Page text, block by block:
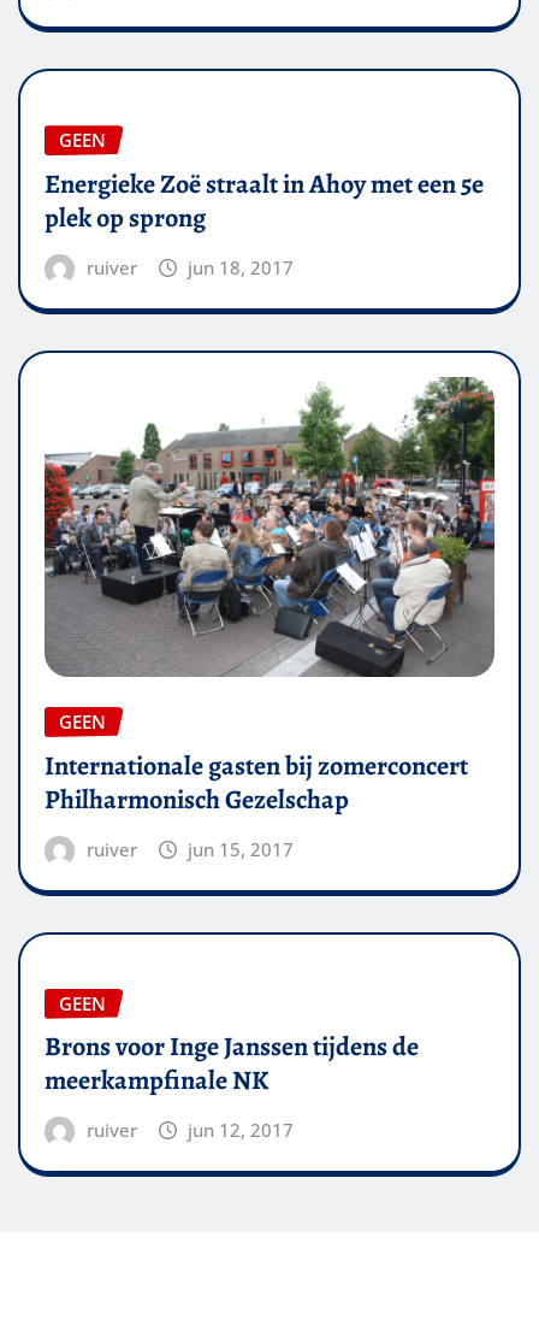
GEEN
Energieke Zoë straalt in Ahoy met een 5e
plek op sprong
ruiver jun 18, 2017
GEEN
Internationale gasten bij zomerconcert
Philharmonisch Gezelschap
ruiver jun 15, 2017
GEEN
Brons voor Inge Janssen tijdens de
meerkampfinale NK
ruiver jun 12, 2017